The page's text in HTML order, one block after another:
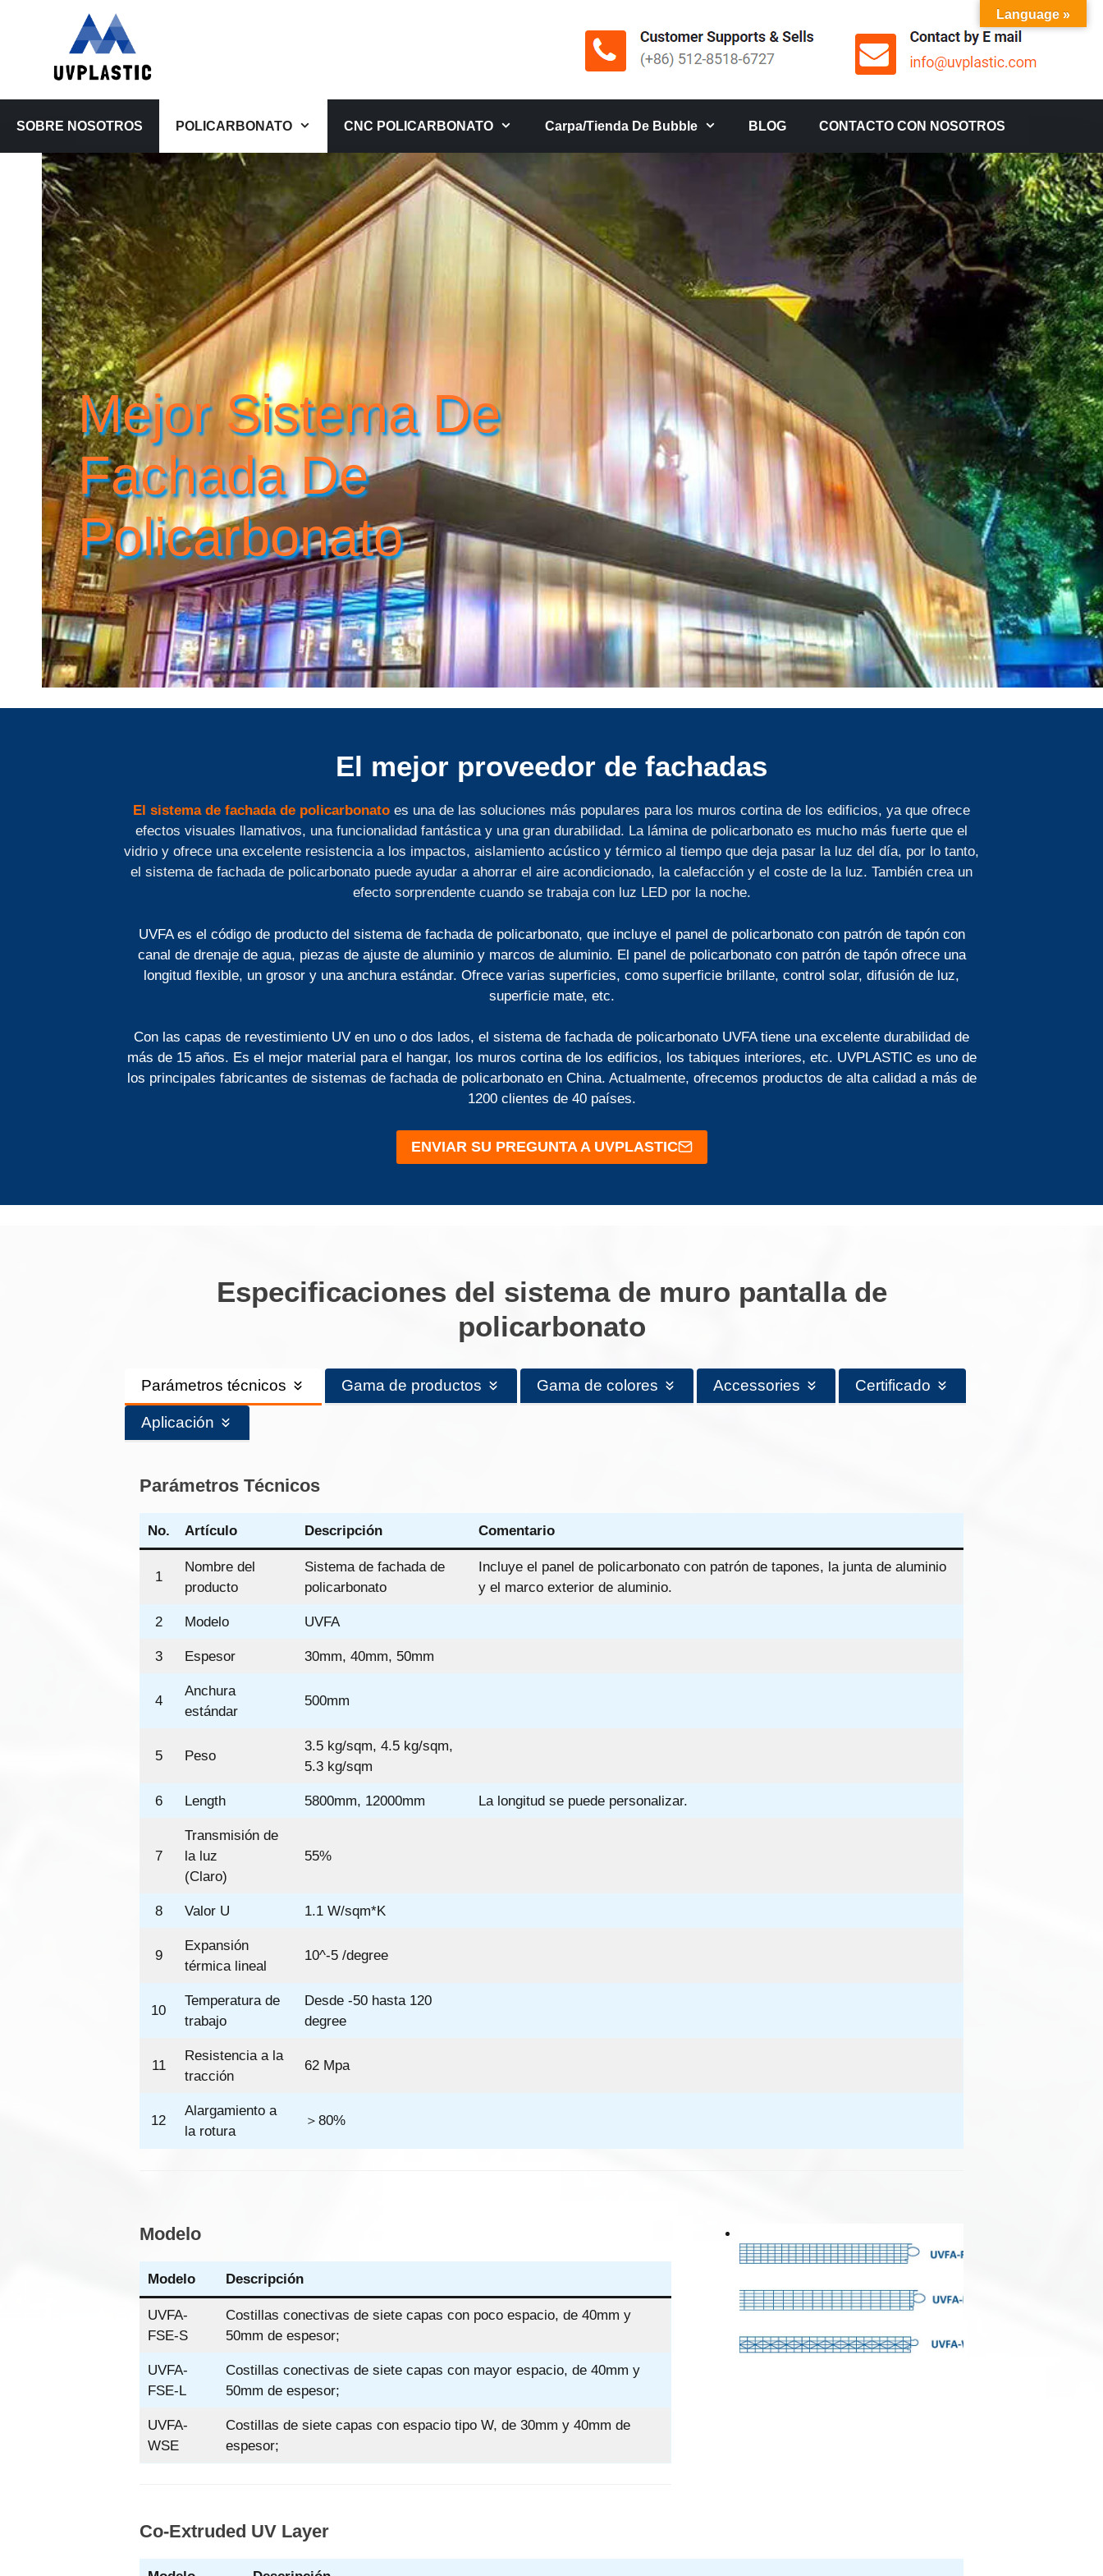
SOBRE NOSOTROS POLICARBONATO CNC POLICARBONATO Carpa/tienda De Bubble BLOG CONTACTO CON NOSOTROS
Mejor Sistema De
Fachada De
Policarbonato
El mejor proveedor de fachadas
El sistema de fachada de policarbonato es una de las soluciones más populares para los muros cortina de los edificios, ya que ofrece
efectos visuales llamativos, una funcionalidad fantástica y una gran durabilidad. La lámina de policarbonato es mucho más fuerte que el
vidrio y ofrece una excelente resistencia a los impactos, aislamiento acústico y térmico al tiempo que deja pasar la luz del día, por lo tanto,
el sistema de fachada de policarbonato puede ayudar a ahorrar el aire acondicionado, la calefacción y el coste de la luz. También crea un
efecto sorprendente cuando se trabaja con luz LED por la noche.
UVFA es el código de producto del sistema de fachada de policarbonato, que incluye el panel de policarbonato con patrón de tapón con
canal de drenaje de agua, piezas de ajuste de aluminio y marcos de aluminio. El panel de policarbonato con patrón de tapón ofrece una
longitud flexible, un grosor y una anchura estándar. Ofrece varias superficies, como superficie brillante, control solar, difusión de luz,
superficie mate, etc.
Con las capas de revestimiento UV en uno o dos lados, el sistema de fachada de policarbonato UVFA tiene una excelente durabilidad de
más de 15 años. Es el mejor material para el hangar, los muros cortina de los edificios, los tabiques interiores, etc. UVPLASTIC es uno de
los principales fabricantes de sistemas de fachada de policarbonato en China. Actualmente, ofrecemos productos de alta calidad a más de
1200 clientes de 40 países.
ENVIAR SU PREGUNTA A UVPLASTIC
Especificaciones del sistema de muro pantalla de
policarbonato
Parámetros técnicos Gama de productos Gama de colores Accessories Certificado
Aplicación
Parámetros Técnicos
No. Artículo Descripción Comentario
1
Nombre del
producto
Sistema de fachada de
policarbonato
Incluye el panel de policarbonato con patrón de tapones, la junta de aluminio
y el marco exterior de aluminio.
2 Modelo UVFA
3 Espesor 30mm, 40mm, 50mm
4
Anchura
estándar
500mm
5 Peso
3.5 kg/sqm, 4.5 kg/sqm,
5.3 kg/sqm
6 Length 5800mm, 12000mm La longitud se puede personalizar.
7
Transmisión de
la luz
(Claro)
55%
8 Valor U 1.1 W/sqm*K
9
Expansión
térmica lineal
10^-5 /degree
10
Temperatura de
trabajo
Desde -50 hasta 120
degree
11
Resistencia a la
tracción
62 Mpa
12
Alargamiento a
la rotura
＞80%
Modelo
Modelo Descripción
UVFA-
FSE-S
Costillas conectivas de siete capas con poco espacio, de 40mm y
50mm de espesor;
UVFA-
FSE-L
Costillas conectivas de siete capas con mayor espacio, de 40mm y
50mm de espesor;
UVFA-
WSE
Costillas de siete capas con espacio tipo W, de 30mm y 40mm de
espesor;
Co-Extruded UV Layer
Language »